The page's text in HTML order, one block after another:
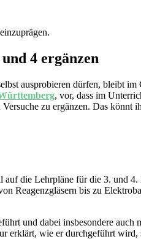
4 ergänzen
ausprobieren dürfen, bleibt
, vor, dass im
zu ergänzen. Das könnt
auf die Lehrpläne für die 3. und
Reagenzgläsern bis zu
und dabei insbesondere
wie er durchgeführt